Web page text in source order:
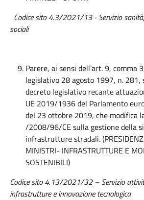
Codice sito 4.3/2021/13 - Servizio
sociali
Parere, ai sensi dell’art. 9, comma
legislativo 28 agosto 1997, n. 281,
decreto legislativo recante
UE 2019/1936 del Parlamento
del 23 ottobre 2019, che modifica
/2008/96/CE sulla gestione della
infrastrutture stradali.
MINISTRI- INFRASTRUTTURE E
SOSTENIBILI)
Codice sito 4.13/2021/32 – Servizio
infrastrutture e innovazione tecnologica